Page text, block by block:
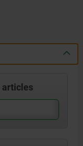
articles